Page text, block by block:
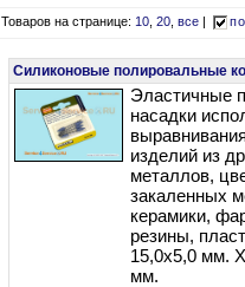
Товаров на странице:10,20,все
Силиконовые полировальные
Эластичные
насадки
изделий из
металлов,
закаленных
керамики,
резины,
15,0х5,0 мм.
мм.